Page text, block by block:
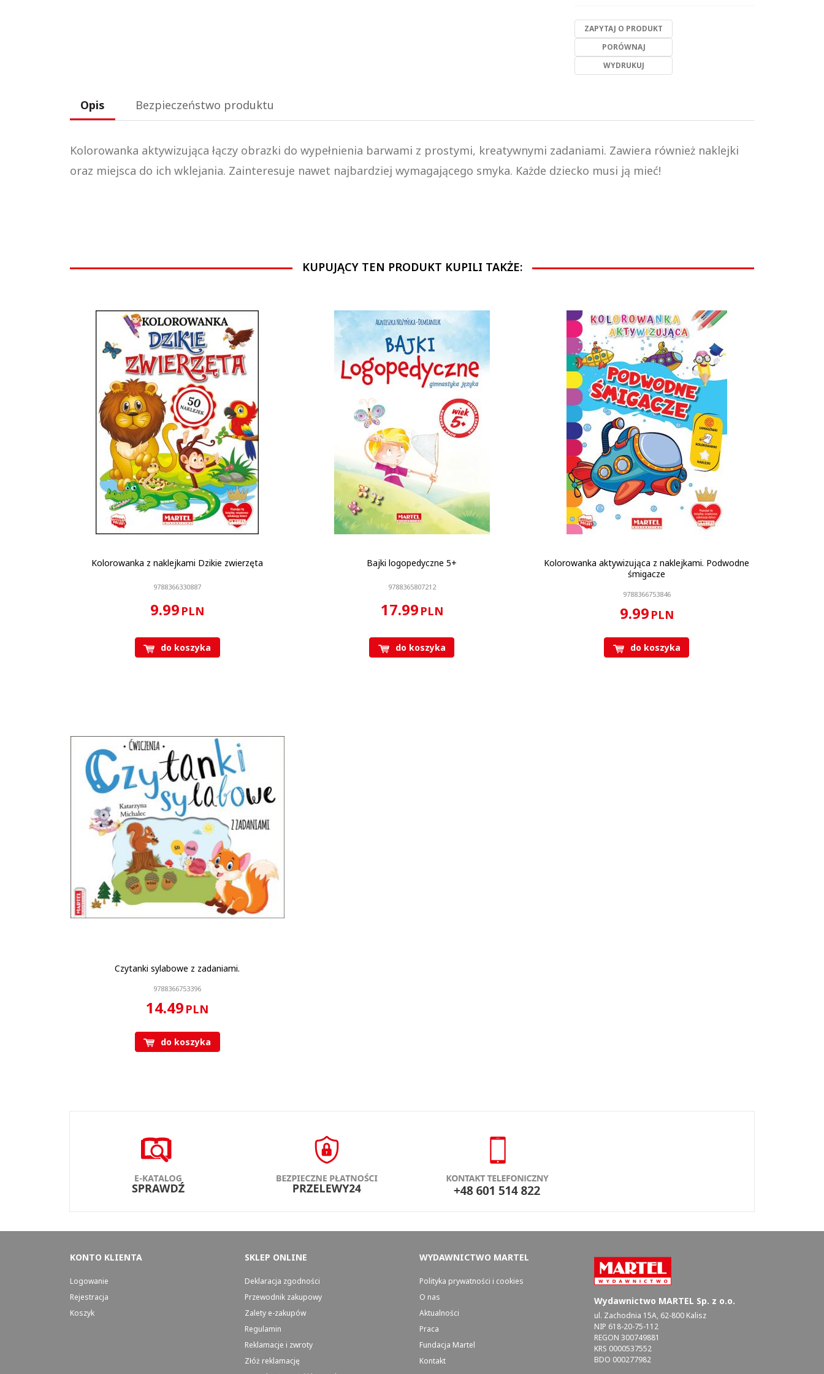
ZAPYTAJ O PRODUKT
PORÓWNAJ
WYDRUKUJ
Opis Bezpieczeństwo produktu
Kolorowanka aktywizująca łączy obrazki do wypełnienia barwami z prostymi, kreatywnymi zadaniami. Zawiera również naklejki
oraz miejsca do ich wklejania. Zainteresuje nawet najbardziej wymagającego smyka. Każde dziecko musi ją mieć!
KUPUJĄCY TEN PRODUKT KUPILI TAKŻE:
Kolorowanka z naklejkami Dzikie zwierzęta
9788366330887
9.99 PLN
do koszyka
Bajki logopedyczne 5+
9788365807212
17.99 PLN
do koszyka
Kolorowanka aktywizująca z naklejkami. Podwodne
śmigacze
9788366753846
9.99 PLN
do koszyka
Czytanki sylabowe z zadaniami.
9788366753396
14.49 PLN
do koszyka
KONTO KLIENTA
Logowanie
Rejestracja
Koszyk
SKLEP ONLINE
Deklaracja zgodności
Przewodnik zakupowy
Zalety e-zakupów
Regulamin
Reklamacje i zwroty
Złóż reklamację
WYDAWNICTWO MARTEL
Polityka prywatności i cookies
O nas
Aktualności
Praca
Fundacja Martel
Kontakt
Wydawnictwo MARTEL Sp. z o.o.
ul. Zachodnia 15A, 62-800 Kalisz
NIP 618-20-75-112
REGON 300749881
KRS 0000537552
BDO 000277982